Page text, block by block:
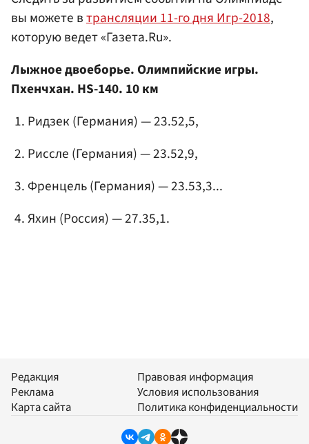
вы можете втрансляции 11-го дня Игр-2018,
которую ведет «Газета.Ru».
Лыжное двоеборье. Олимпийские игры.
Пхенчхан. HS-140. 10 км
Ридзек (Германия) — 23.52,5,
Риссле (Германия) — 23.52,9,
Френцель (Германия) — 23.53,3...
Яхин (Россия) — 27.35,1.
Редакция
Реклама
Карта сайта
Правовая информация
Условия использования
Политика конфиденциальности